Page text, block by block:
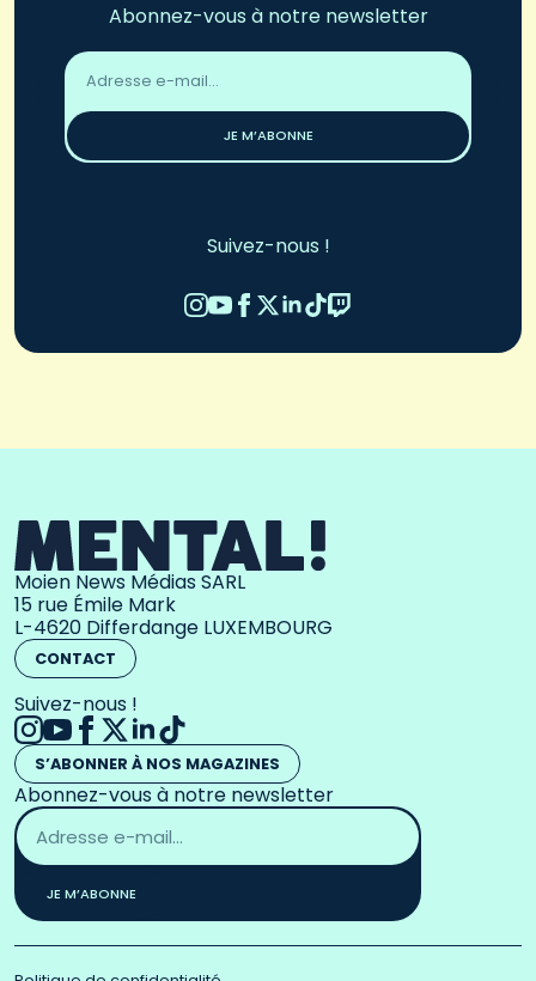
Abonnez-vous à notre newsletter
Adresse
email
JE M’ABONNE
Suivez-nous !
Moien News Médias SARL
15 rue Émile Mark
L-4620 Differdange LUXEMBOURG
CONTACT
Suivez-nous !
S’ABONNER À NOS MAGAZINES
Abonnez-vous à notre newsletter
Adresse
email
*
JE M’ABONNE